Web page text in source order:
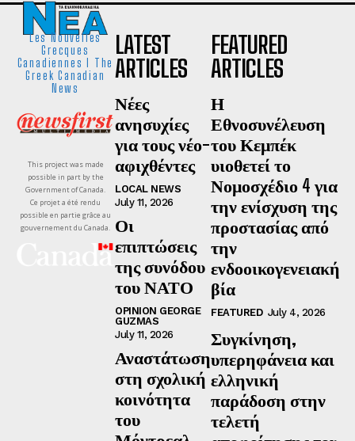
Les Nouvelles
Grecques
Canadiennes I The
Greek Canadian
News
This project was made
possible in part by the
Government of Canada.
Ce projet a été rendu
possible en partie grâce au
gouvernement du Canada.
LATEST
ARTICLES
Νέες
ανησυχίες
για τους νέο-
αφιχθέντες
LOCAL NEWS
July 11, 2026
Οι
επιπτώσεις
της συνόδου
του ΝΑΤΟ
OPINION GEORGE
GUZMAS
July 11, 2026
Αναστάτωση
στη σχολική
κοινότητα
του
FEATURED
ARTICLES
Η
Εθνοσυνέλευση
του Κεμπέκ
υιοθετεί το
Νομοσχέδιο 4 για
την ενίσχυση της
προστασίας από
την
ενδοοικογενειακή
βία
FEATURED July 4, 2026
Συγκίνηση,
υπερηφάνεια και
ελληνική
παράδοση στην
τελετή